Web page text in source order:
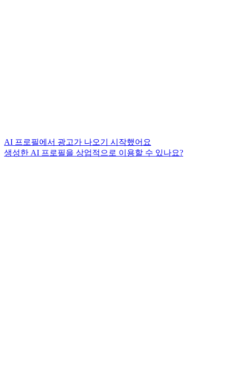
AI 프로필에서 광고가 나오기 시작했어요
생성한 AI 프로필을 상업적으로 이용할 수 있나요?